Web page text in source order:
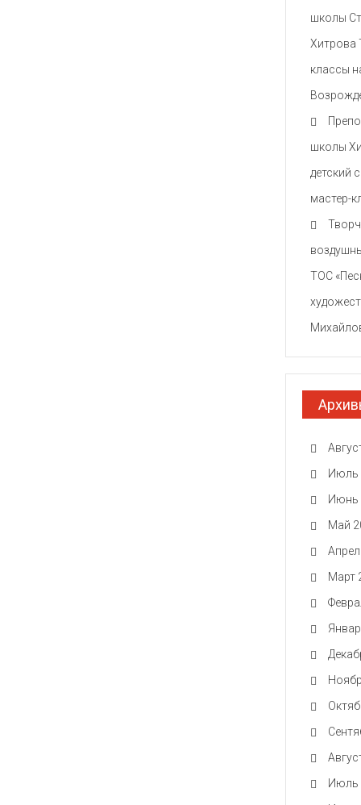
школы
Хитрова
классы
школы
детский
мастер-
ТОС
Июль
Июнь
Май
Март
Июль